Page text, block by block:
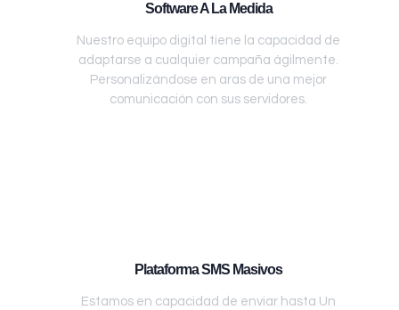
Software A La Medida
Nuestro equipo digital tiene la capacidad de
adaptarse a cualquier campaña ágilmente.
Personalizándose en aras de una mejor
comunicación con sus servidores.
Plataforma SMS Masivos
Estamos en capacidad de enviar hasta Un